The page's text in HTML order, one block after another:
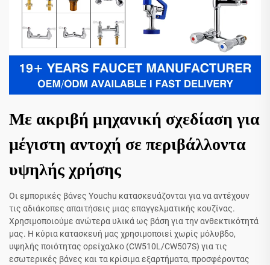
Με ακριβή μηχανική σχεδίαση για
μέγιστη αντοχή σε περιβάλλοντα
υψηλής χρήσης
Οι εμπορικές βάνες Youchu κατασκευάζονται για να αντέχουν
τις αδιάκοπες απαιτήσεις μιας επαγγελματικής κουζίνας.
Χρησιμοποιούμε ανώτερα υλικά ως βάση για την ανθεκτικότητά
μας. Η κύρια κατασκευή μας χρησιμοποιεί χωρίς μόλυβδο,
υψηλής ποιότητας ορείχαλκο (CW510L/CW507S) για τις
εσωτερικές βάνες και τα κρίσιμα εξαρτήματα, προσφέροντας